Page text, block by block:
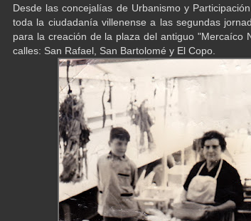
Desde las concejalías de Urbanismo y
toda la ciudadanía villenense a las segundas
para la creación de la plaza del antiguo "Mercaíco
calles: San Rafael, San Bartolomé y El Copo.